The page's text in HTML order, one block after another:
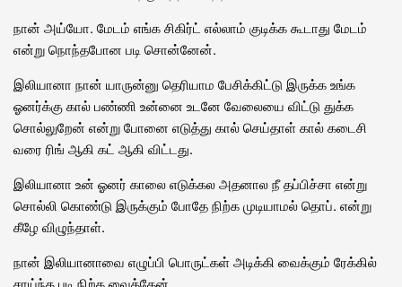
நான் அய்யோ. மேடம் எங்க சிகிர்ட் எல்லாம் குடிக்க கூடாது மேடம்
என்று நொந்தபோன படி சொன்னேன்.
இலியானா நான் யாருன்னு தெரியாம பேசிக்கிட்டு இருக்க உங்க
ஓனர்க்கு கால் பண்ணி உன்னை உடனே வேலையை விட்டு துக்க
சொல்லுறேன் என்று போனை எடுத்து கால் செய்தாள் கால் கடைசி
வரை ரிங் ஆகி கட் ஆகி விட்டது.
இலியானா உன் ஓனர் காலை எடுக்கல அதனால நீ தப்பிச்சா என்று
சொல்லி கொண்டு இருக்கும் போதே நிற்க முடியாமல் தொப். என்று
கீழே விழுந்தாள்.
நான் இலியானாவை எழுப்பி பொருட்கள் அடிக்கி வைக்கும் ரேக்கில்
சாய்ந்த படி நிற்க வைத்தேன்.